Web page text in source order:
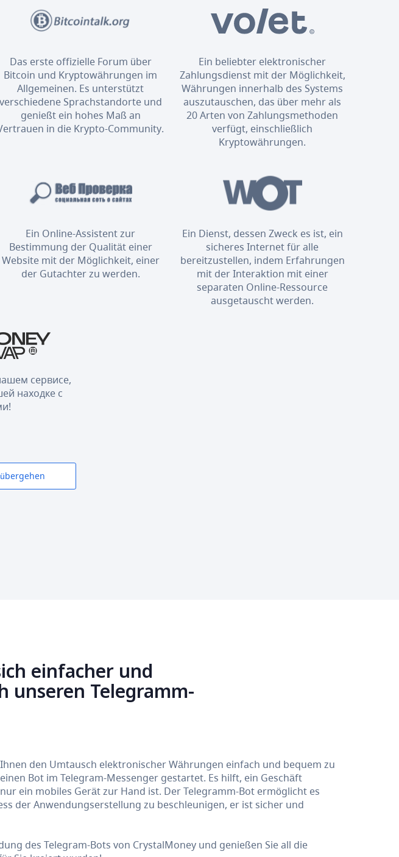
Das erste offizielle Forum über
Bitcoin und Kryptowährungen im
Allgemeinen. Es unterstützt
verschiedene Sprachstandorte und
genießt ein hohes Maß an
in die Krypto-Community.
Ein beliebter elektronischer
Zahlungsdienst mit der Möglichkeit,
Währungen innerhalb des Systems
auszutauschen, das über mehr als
20 Arten von Zahlungsmethoden
verfügt, einschließlich
Kryptowährungen.
Ein Online-Assistent zur
Bestimmung der Qualität einer
Website mit der Möglichkeit, einer
der Gutachter zu werden.
Ein Dienst, dessen Zweck es ist, ein
sicheres Internet für alle
bereitzustellen, indem Erfahrungen
mit der Interaktion mit einer
separaten Online-Ressource
ausgetauscht werden.
сервисе,
находке с
einfacher und
unseren Telegramm-
den Umtausch elektronischer Währungen einfach und bequem zu
Bot im Telegram-Messenger gestartet. Es hilft, ein Geschäft
ein mobiles Gerät zur Hand ist. Der Telegramm-Bot ermöglicht es
der Anwendungserstellung zu beschleunigen, er ist sicher und
des Telegram-Bots von CrystalMoney und genießen Sie all die